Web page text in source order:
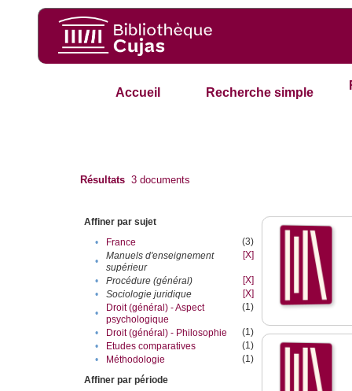
Accueil Recherche simple
Résultats 3 documents
Affiner par sujet
•
France
(3)
•
Manuels d'enseignement
supérieur
[X]
• Procédure (général)
[X]
•
Sociologie juridique
[X]
•
Droit (général) - Aspect
psychologique
(1)
• Droit (général) - Philosophie
(1)
•
Etudes comparatives
(1)
•
Méthodologie
(1)
Affiner par période